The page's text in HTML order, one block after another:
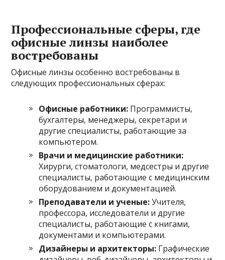
Профессиональные сферы, где
офисные линзы наиболее
востребованы
Офисные линзы особенно востребованы в
следующих профессиональных сферах:
Офисные работники: Программисты,
бухгалтеры, менеджеры, секретари и
другие специалисты, работающие за
компьютером.
Врачи и медицинские работники:
Хирурги, стоматологи, медсестры и другие
специалисты, работающие с медицинским
оборудованием и документацией.
Преподаватели и ученые:Учителя,
профессора, исследователи и другие
специалисты, работающие с книгами,
документами и компьютерами.
Дизайнеры и архитекторы: Графические